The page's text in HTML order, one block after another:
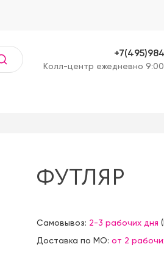
Kолл-центр ежедневно
ФУТЛЯР
Самовывоз: 2-3 рабочих дня (
Доставка по МО: от 2